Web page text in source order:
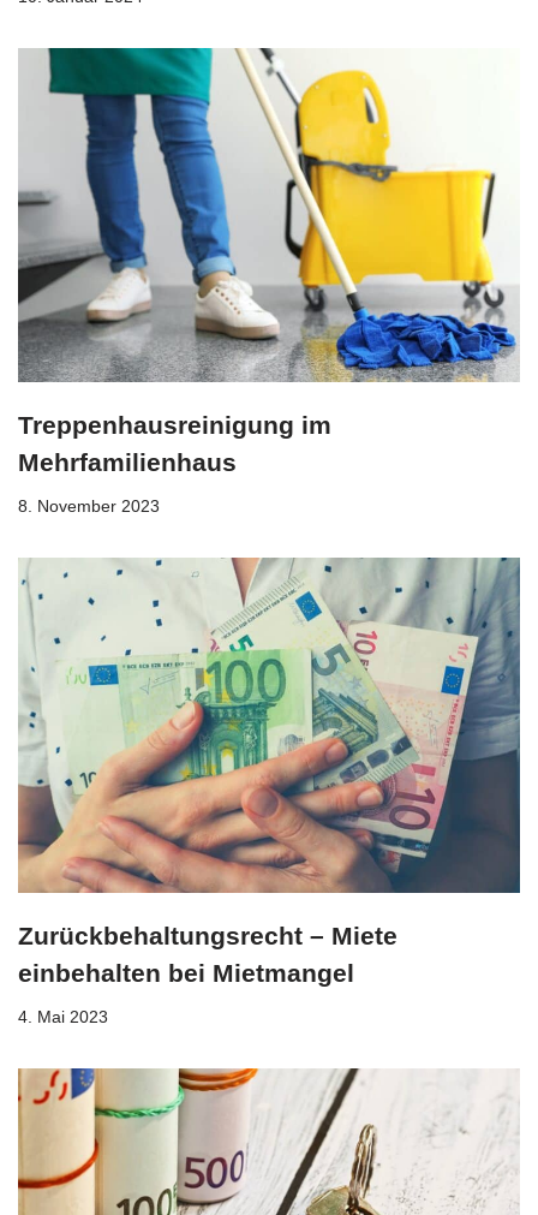
Treppenhausreinigung im
Mehrfamilienhaus
8. November 2023
Zurückbehaltungsrecht – Miete
einbehalten bei Mietmangel
4. Mai 2023